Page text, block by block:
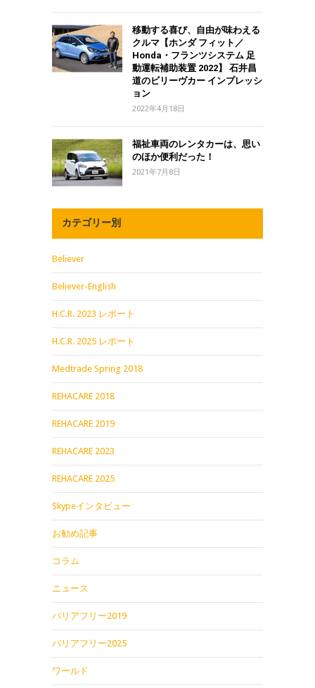
移動する喜び、自由が味わえる
クルマ【ホンダ フィット／
Honda・フランツシステム 足
動運転補助装置 2022】 石井昌
道のビリーヴカー インプレッシ
ョン
2022年4月18日
福祉車両のレンタカーは、思い
のほか便利だった！
2021年7月8日
カテゴリー別
Believer
Believer-English
H.C.R. 2023 レポート
H.C.R. 2025 レポート
Medtrade Spring 2018
REHACARE 2018
REHACARE 2019
REHACARE 2023
REHACARE 2025
Skypeインタビュー
お勧め記事
コラム
ニュース
バリアフリー2019
バリアフリー2025
ワールド